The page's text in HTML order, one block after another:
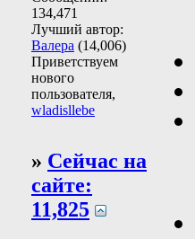
134,471
Лучший автор:
Валера (14,006)
Приветствуем
нового
пользователя,
wladisllebe
» Сейчас на
сайте:
11,825